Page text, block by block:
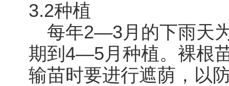
3.2种植
每年2―3月的下雨天
期到4―5月种植。裸根
输苗时要进行遮荫，以